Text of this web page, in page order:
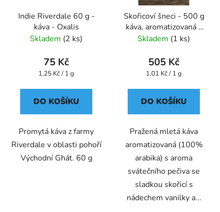
Indie Riverdale 60 g -
káva - Oxalis
Skladem (2 ks)
75 Kč
Měrná
1,25 Kč / 1 g
DO KOŠÍKU
Promytá káva z farmy
Riverdale v oblasti pohoří
Východní Ghát. 60 g
Skořicoví šneci - 500 g
káva, aromatizovaná -
Oxalis
Skladem (1 ks)
505 Kč
Měrná
1,01 Kč / 1 g
DO KOŠÍKU
Pražená mletá káva
aromatizovaná (100%
arabika) s aroma
svátečního pečiva se
sladkou skořicí s
nádechem vanilky a...